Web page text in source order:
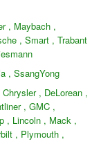
, Maybach ,
, Smart , Trabant
, SsangYong
, DeLorean ,
, GMC ,
, Lincoln , Mack ,
, Plymouth ,